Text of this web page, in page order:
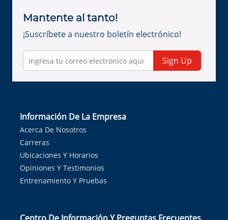
Mantente al tanto!
¡Suscríbete a nuestro boletín electrónico!
Sign Up
Información De La Empresa
Acerca De Nosotros
Carreras
Ubicaciones Y Horarios
Opiniones Y Testimonios
Entrenamiento Y Pruebas